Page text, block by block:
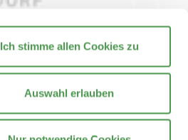
Ich stimme allen Cookies zu
Auswahl erlauben